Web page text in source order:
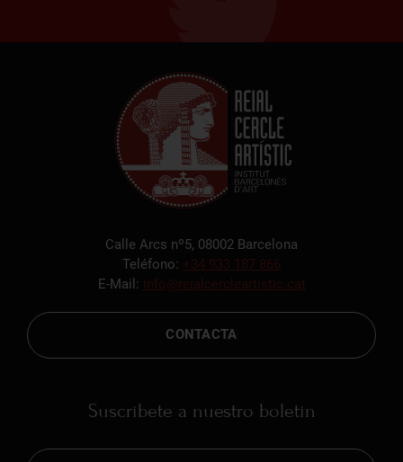
Calle Arcs nº5, 08002 Barcelona
Teléfono: +34 933 187 866
E-Mail: info@reialcercleartistic.cat
CONTACTA
Suscríbete a nuestro boletín